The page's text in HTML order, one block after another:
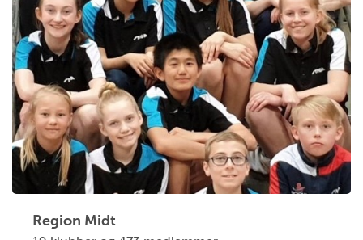
Region Midt